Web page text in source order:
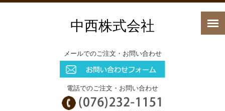
中西株式会社
メールでのご注文・お問い合わせ
電話でのご注文・お問い合わせ